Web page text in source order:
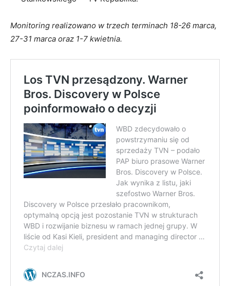
Monitoring realizowano w trzech terminach 18-26 marca,
27-31 marca oraz 1-7 kwietnia.